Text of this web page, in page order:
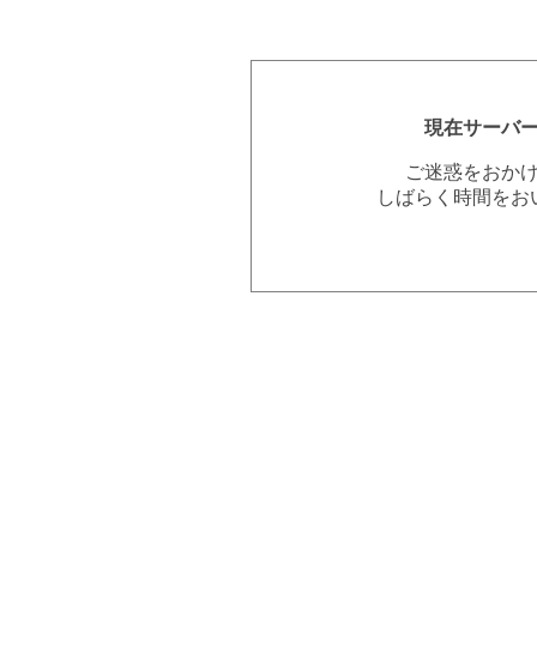
現在サーバ
ご迷惑をおか
しばらく時間を